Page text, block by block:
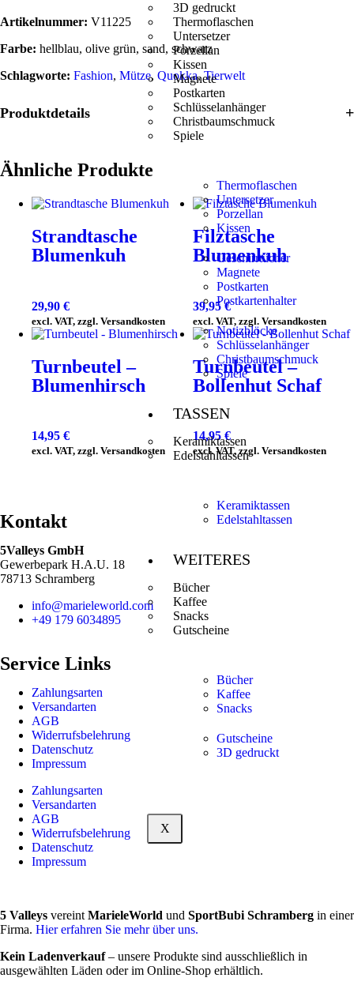
3D gedruckt
Thermoflaschen
Untersetzer
Porzellan
Kissen
Magnete
Postkarten
Schlüsselanhänger
Christbaumschmuck
Spiele
Thermoflaschen
Untersetzer
Porzellan
Kissen
Geschirrtücher
Magnete
Postkarten
Postkartenhalter
Notizblöcke
Schlüsselanhänger
Christbaumschmuck
Spiele
TASSEN
Keramiktassen
Edelstahltassen
Keramiktassen
Edelstahltassen
WEITERES
Bücher
Kaffee
Snacks
Gutscheine
Bücher
Kaffee
Snacks
Gutscheine
3D gedruckt
X
Artikelnummer: V11225
Farbe: hellblau, olive grün, sand, schwarz
Schlagworte: Fashion, Mütze, Quokka,Tierwelt
Produktdetails
Ähnliche Produkte
Strandtasche
Blumenkuh
29,90 €
excl. VAT, zzgl. Versandkosten
Filztasche
Blumenkuh
39,95€
excl. VAT, zzgl. Versandkosten
Turnbeutel –
Blumenhirsch
14,95 €
excl. VAT, zzgl. Versandkosten
Turnbeutel –
Bollenhut Schaf
14,95€
excl. VAT, zzgl. Versandkosten
Kontakt
5Valleys GmbH
Gewerbepark H.A.U. 18
78713 Schramberg
info@marieleworld.com
+49 179 6034895
Service Links
Zahlungsarten
Versandarten
AGB
Widerrufsbelehrung
Datenschutz
Impressum
Zahlungsarten
Versandarten
AGB
Widerrufsbelehrung
Datenschutz
Impressum
5 Valleys vereintMarieleWorld und SportBubi Schramberg in einer
Firma. Hier erfahren Sie mehr über uns.
Kein Ladenverkauf– unsere Produkte sind ausschließlich in
ausgewählten Läden oder im Online-Shop erhältlich.